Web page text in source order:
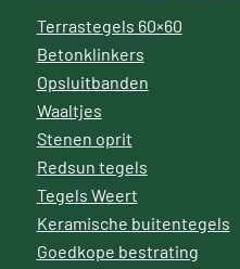
Terrastegels 60×60
Betonklinkers
Opsluitbanden
Waaltjes
Stenen oprit
Redsun tegels
Tegels Weert
Keramische buitentegels
Goedkope bestrating